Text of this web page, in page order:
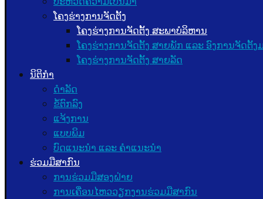
ໂຄງຮ່າງການຈັດຕັ້ງ
ໂຄງຮ່າງການຈັດຕັ້ງ ສະພາບໍລິຫານ
ໂຄງຮ່າງການຈັດຕັ້ງ ສາຍພັກ ແລະ ອົງການຈັດຕັ້
ໂຄງຮ່າງການຈັດຕັ້ງ ສາຍລັດ
ນິຕິກຳ
ດຳລັດ
ຂໍ້ຕົກລົງ
ແຈ້ງການ
ແບບພິມ
ບົດແນະນໍາ ແລະ ຄໍາແນະນໍາ
ຮ່ວມມືສາກົນ
ການຮ່ວມມືສອງຝ່າຍ
ການເຄື່ອນໄຫວວຽກງານຮ່ວມມືສາກົນ